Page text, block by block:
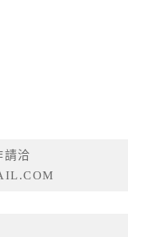
請洽